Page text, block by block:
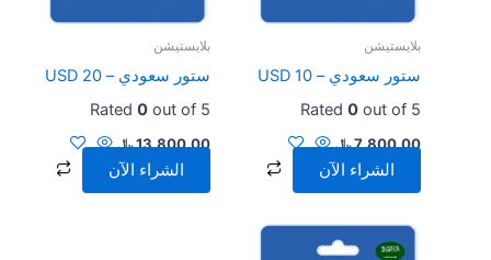
بلايستيشن
ستور سعودي – 10 USD
Rated0 out of 5
7,800.00﷼
الشراء الآن
بلايستيشن
ستور سعودي – 20 USD
Rated0 out of 5
13,800.00﷼
الشراء الآن